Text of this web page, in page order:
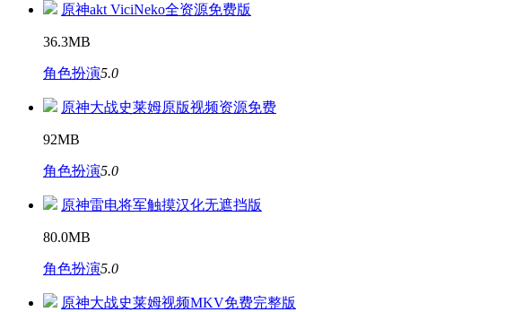
原神akt ViciNeko全资源免费版
36.3MB
角色扮演5.0
原神大战史莱姆原版视频资源免费
92MB
角色扮演5.0
原神雷电将军触摸汉化无遮挡版
80.0MB
角色扮演5.0
原神大战史莱姆视频MKV免费完整版